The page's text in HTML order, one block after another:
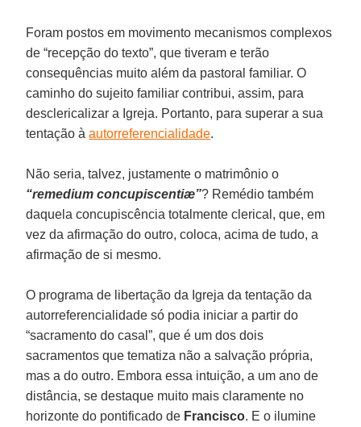
Foram postos em movimento mecanismos complexos
de “recepção do texto”, que tiveram e terão
consequências muito além da pastoral familiar. O
caminho do sujeito familiar contribui, assim, para
desclericalizar a Igreja. Portanto, para superar a sua
tentação àautorreferencialidade.
Não seria, talvez, justamente o matrimônio o
“remedium concupiscentiæ”? Remédio também
daquela concupiscência totalmente clerical, que, em
vez da afirmação do outro, coloca, acima de tudo, a
afirmação de si mesmo.
O programa de libertação da Igreja da tentação da
autorreferencialidade só podia iniciar a partir do
“sacramento do casal”, que é um dos dois
sacramentos que tematiza não a salvação própria,
mas a do outro. Embora essa intuição, a um ano de
distância, se destaque muito mais claramente no
horizonte do pontificado de Francisco. E o ilumine